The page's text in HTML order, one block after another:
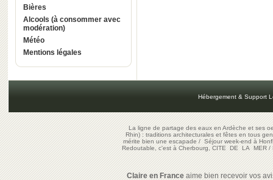
Bières
Alcools (à consommer avec
modération)
Météo
Mentions légales
Hébergement & Support
La ligne de partage des eaux en Ardèche et ses
Rhin) : traditions architecturales et fêtes en tous
mérite bien une escapade/Séjour week-end à
Redoutable, c'est à Cherbourg, CITE DE LA MER/
Claire en Franceaime bien recevoir vos